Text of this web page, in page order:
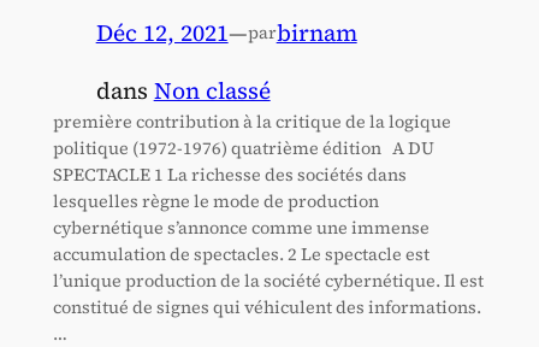
Déc 12, 2021—parbirnam
dans Non classé
première contribution à la critique de la logique
politique (1972-1976) quatrième édition A DU
SPECTACLE 1 La richesse des sociétés dans
lesquelles règne le mode de production
cybernétique s’annonce comme une immense
accumulation de spectacles. 2 Le spectacle est
l’unique production de la société cybernétique. Il est
constitué de signes qui véhiculent des informations.
…